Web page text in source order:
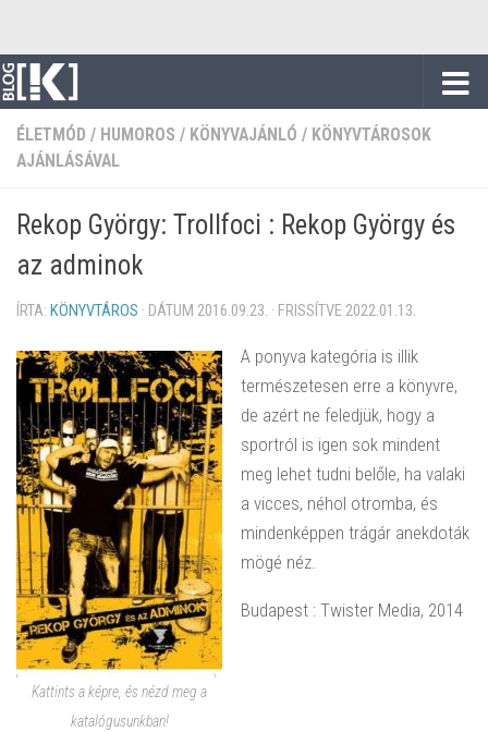
ÉLETMÓD / HUMOROS / KÖNYVAJÁNLÓ / KÖNYVTÁROSOK
AJÁNLÁSÁVAL
Rekop György: Trollfoci : Rekop György és
az adminok
ÍRTA: KÖNYVTÁROS · DÁTUM 2016.09.23. · FRISSÍTVE 2022.01.13.
Kattints a képre, és nézd meg a
katalógusunkban!
A ponyva kategória is illik
természetesen erre a könyvre,
de azért ne feledjük, hogy a
sportról is igen sok mindent
meg lehet tudni belőle, ha valaki
a vicces, néhol otromba, és
mindenképpen trágár anekdoták
mögé néz.
Budapest : Twister Media, 2014